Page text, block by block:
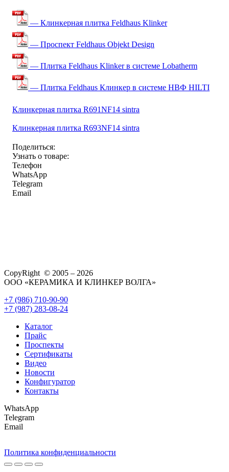
— Клинкерная плитка Feldhaus Klinker
— Проспект Feldhaus Objekt Design
— Плитка Feldhaus Klinker в системе Lobatherm
— Плитка Feldhaus Клинкер в системе НВФ HILTI
Клинкерная плитка R691NF14 sintra
Клинкерная плитка R693NF14 sintra
Поделиться:
Узнать о товаре:
Телефон
WhatsApp
Telegram
Email
CopyRight © 2005 – 2026
ООО «КЕРАМИКА И КЛИНКЕР ВОЛГА»
+7 (986) 710-90-90
+7 (987) 283-08-24
Каталог
Прайс
Проспекты
Сертификаты
Видео
Новости
Конфигуратор
Контакты
WhatsApp
Telegram
Email
Политика конфиденциальности